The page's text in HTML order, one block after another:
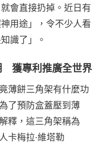
會直接扔掉。近日有
用途」，令不少人看
識了」。
獲專利推廣全世界
薄餅三角架有什麼功
了預防盒蓋壓到薄
釋，這三角架稱為
卡梅拉·維塔勒